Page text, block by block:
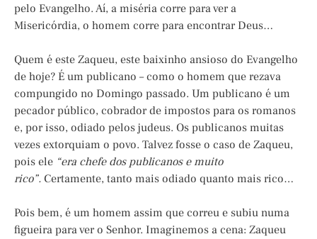
pelo Evangelho. Aí, a miséria corre para ver a
Misericórdia, o homem corre para encontrar Deus…
Quem é este Zaqueu, este baixinho ansioso do Evangelho
de hoje? É um publicano – como o homem que rezava
compungido no Domingo passado. Um publicano é um
pecador público, cobrador de impostos para os romanos
e, por isso, odiado pelos judeus. Os publicanos muitas
vezes extorquiam o povo. Talvez fosse o caso de Zaqueu,
pois ele “era chefe dos publicanos e muito
rico”. Certamente, tanto mais odiado quanto mais rico…
Pois bem, é um homem assim que correu e subiu numa
figueira para ver o Senhor. Imaginemos a cena: Zaqueu